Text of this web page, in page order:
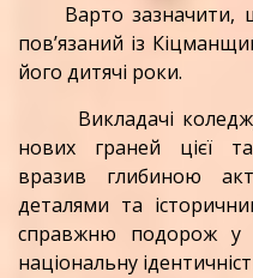
Варто зазначити,
пов’язаний із
його дитячі роки.
Викладачі коледжу
нових граней цієї
вразив глибиною
деталями та
справжню подорож у
національну